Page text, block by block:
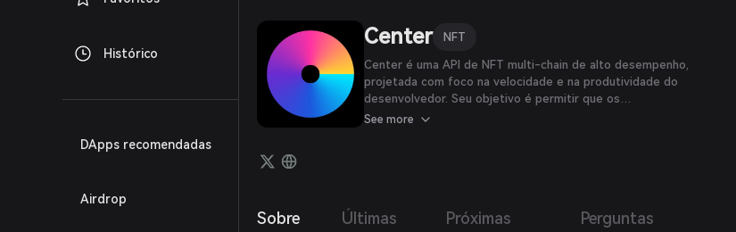
Bahasa Indonesia
Español (Argentina)
Histórico
DApps recomendadas
Airdrop
Center NFT
Center é uma API de NFT multi-chain de alto desempenho,
projetada com foco na velocidade e na produtividade do
desenvolvedor. Seu objetivo é permitir que os
desenvolvedores forneçam rápida e facilmente uma
See more
Sobre
Últimas
Próximas
Perguntas